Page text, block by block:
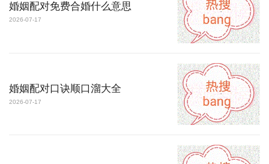
婚姻配对免费合婚什么意思
2026-07-17
婚姻配对口诀顺口溜大全
2026-07-17